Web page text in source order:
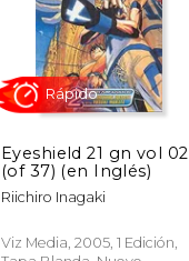
15%
dcto.
Eyeshield 21 gn vol 02
(of 37) (en Inglés)
Riichiro Inagaki
Viz Media, 2005, 1 Edición,